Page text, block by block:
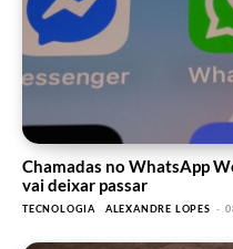
Chamadas no WhatsApp
vai deixar passar
TECNOLOGIA ALEXANDRE LOPES -